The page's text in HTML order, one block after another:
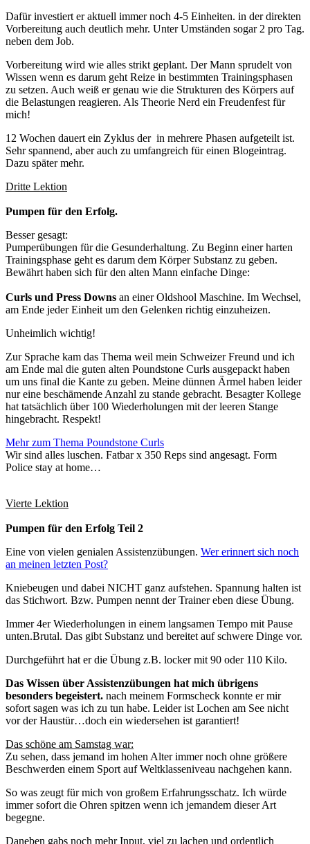
Dafür investiert er aktuell immer noch 4-5 Einheiten. in der direkten
Vorbereitung auch deutlich mehr. Unter Umständen sogar 2 pro Tag.
neben dem Job.
Vorbereitung wird wie alles strikt geplant. Der Mann sprudelt von
Wissen wenn es darum geht Reize in bestimmten Trainingsphasen
zu setzen. Auch weiß er genau wie die Strukturen des Körpers auf
die Belastungen reagieren. Als Theorie Nerd ein Freudenfest für
mich!
12 Wochen dauert ein Zyklus der in mehrere Phasen aufgeteilt ist.
Sehr spannend, aber auch zu umfangreich für einen Blogeintrag.
Dazu später mehr.
Dritte Lektion
Pumpen für den Erfolg.
Besser gesagt:
Pumperübungen für die Gesunderhaltung. Zu Beginn einer harten
Trainingsphase geht es darum dem Körper Substanz zu geben.
Bewährt haben sich für den alten Mann einfache Dinge:
Curls und Press Downs an einer Oldshool Maschine. Im Wechsel,
am Ende jeder Einheit um den Gelenken richtig einzuheizen.
Unheimlich wichtig!
Zur Sprache kam das Thema weil mein Schweizer Freund und ich
am Ende mal die guten alten Poundstone Curls ausgepackt haben
um uns final die Kante zu geben. Meine dünnen Ärmel haben leider
nur eine beschämende Anzahl zu stande gebracht. Besagter Kollege
hat tatsächlich über 100 Wiederholungen mit der leeren Stange
hingebracht. Respekt!
Mehr zum Thema Poundstone Curls
Wir sind alles luschen. Fatbar x 350 Reps sind angesagt. Form
Police stay at home…
Vierte Lektion
Pumpen für den Erfolg Teil 2
Eine von vielen genialen Assistenzübungen. Wer erinnert sich noch
an meinen letzten Post?
Kniebeugen und dabei NICHT ganz aufstehen. Spannung halten ist
das Stichwort. Bzw. Pumpen nennt der Trainer eben diese Übung.
Immer 4er Wiederholungen in einem langsamen Tempo mit Pause
unten.Brutal. Das gibt Substanz und bereitet auf schwere Dinge vor.
Durchgeführt hat er die Übung z.B. locker mit 90 oder 110 Kilo.
Das Wissen über Assistenzübungen hat mich übrigens
besonders begeistert. nach meinem Formscheck konnte er mir
sofort sagen was ich zu tun habe. Leider ist Lochen am See nicht
vor der Haustür…doch ein wiedersehen ist garantiert!
Das schöne am Samstag war:
Zu sehen, dass jemand im hohen Alter immer noch ohne größere
Beschwerden einem Sport auf Weltklasseniveau nachgehen kann.
So was zeugt für mich von großem Erfahrungsschatz. Ich würde
immer sofort die Ohren spitzen wenn ich jemandem dieser Art
begegne.
Daneben gabs noch mehr Input, viel zu lachen und ordentlich